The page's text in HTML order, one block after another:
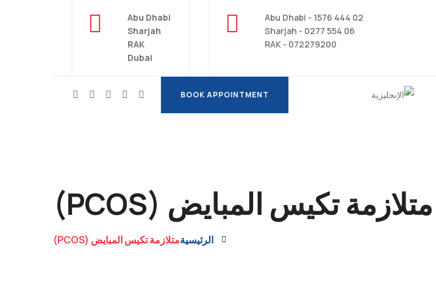
02 444 1576 - Abu Dhabi
06 554 0277 - Sharjah
072279200 - RAK
Abu Dhabi
Sharjah
RAK
Dubai
BOOK APPOINTMENT
متلازمة تكيس المبايض (PCOS)
الرئيسيةمتلازمة تكيس المبايض (PCOS)